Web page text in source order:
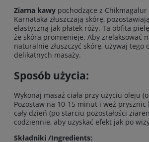
Ziarna kawy pochodzące z
Karnataka złuszczają skórę,
elastyczną jak płatek róży. Ta obfita
że skóra promienieje. Aby zrelaksować
naturalnie złuszczyć skórę, używaj tego
delikatnych masaży.
Sposób użycia:
Wykonaj masaż ciała przy użyciu oleju
Pozostaw na 10-15 minut i weź
cały dzień (po starciu pozostałości
codziennie, aby uzyskać efekt jak po
Składniki /Ingredients: